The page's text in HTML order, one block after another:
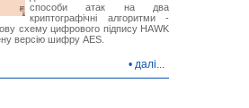
способи атак на два
криптографічні алгоритми -
схему цифрового підпису HAWK
версію шифру AES.
• далі...